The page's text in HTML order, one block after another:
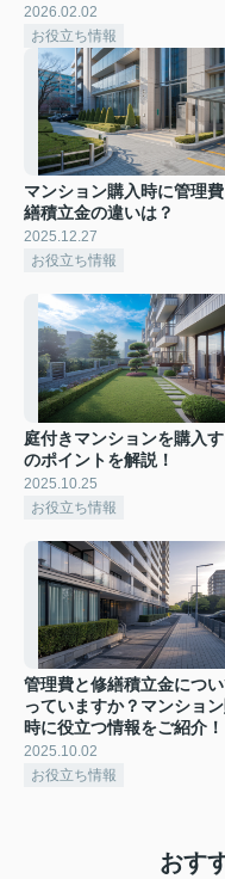
2026.02.02
お役立ち情報
マンション購入時に管理
繕積立金の違いは？
2025.12.27
お役立ち情報
庭付きマンションを購入
のポイントを解説！
2025.10.25
お役立ち情報
管理費と修繕積立金につ
っていますか？マンショ
時に役立つ情報をご紹介！
2025.10.02
お役立ち情報
おす